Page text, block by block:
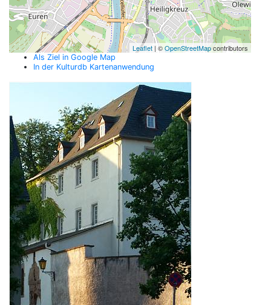
Leaflet | ©OpenStreetMapcontributors
Als Ziel in Google Map
In der Kulturdb Kartenanwendung